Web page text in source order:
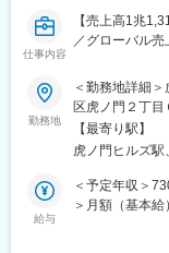
外資企業と内
充実しています
変更の範囲：
われます。
・独自性の高
ために、試験法
のやりとりに
・業務プロセス
スを志向し、
・入社後は、会
門業務の理論
仕事内容
【売上高1兆
／グローバル
■業務内容：
・個別テーマ
年、海外拠点
専門的見地から
・部門内での
・海外の内部
勤務地
＜勤務地詳細
区虎ノ門２丁
煙対策：敷地
所
【最寄り駅】
虎ノ門ヒルズ
給与
＜予定年収＞
＞月額（基本